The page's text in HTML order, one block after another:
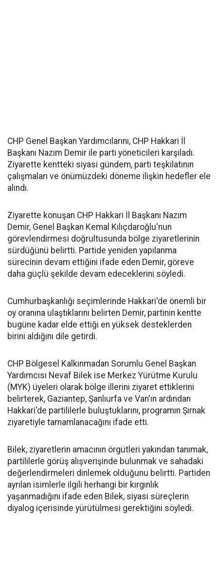
CHP Genel Başkan Yardımcılarını, CHP Hakkari İl
Başkanı Nazım Demir ile parti yöneticileri karşıladı.
Ziyarette kentteki siyasi gündem, parti teşkilatının
çalışmaları ve önümüzdeki döneme ilişkin hedefler ele
alındı.
Ziyarette konuşan CHP Hakkari İl Başkanı Nazım
Demir, Genel Başkan Kemal Kılıçdaroğlu'nun
görevlendirmesi doğrultusunda bölge ziyaretlerinin
sürdüğünü belirtti. Partide yeniden yapılanma
sürecinin devam ettiğini ifade eden Demir, göreve
daha güçlü şekilde devam edeceklerini söyledi.
Cumhurbaşkanlığı seçimlerinde Hakkari'de önemli bir
oy oranına ulaştıklarını belirten Demir, partinin kentte
bugüne kadar elde ettiği en yüksek desteklerden
birini aldığını dile getirdi.
CHP Bölgesel Kalkınmadan Sorumlu Genel Başkan
Yardımcısı Nevaf Bilek ise Merkez Yürütme Kurulu
(MYK) üyeleri olarak bölge illerini ziyaret ettiklerini
belirterek, Gaziantep, Şanlıurfa ve Van'ın ardından
Hakkari'de partililerle buluştuklarını, programın Şırnak
ziyaretiyle tamamlanacağını ifade etti.
Bilek, ziyaretlerin amacının örgütleri yakından tanımak,
partililerle görüş alışverişinde bulunmak ve sahadaki
değerlendirmeleri dinlemek olduğunu belirtti. Partiden
ayrılan isimlerle ilgili herhangi bir kırgınlık
yaşanmadığını ifade eden Bilek, siyasi süreçlerin
diyalog içerisinde yürütülmesi gerektiğini söyledi.